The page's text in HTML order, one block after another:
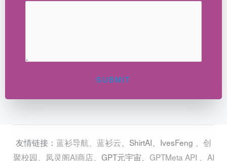
SUBMIT
友情链接：蓝衫导航 、蓝衫云 、ShirtAI 、IvesFeng 、创
聚校园
、凤灵阁AI商店 、GPT元宇宙 、GPTMeta API 、AI